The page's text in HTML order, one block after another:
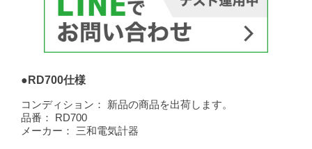
●RD700仕様
コンディション：
新品の商品を出荷します。
品番：
RD700
メーカー：
三和電気計器